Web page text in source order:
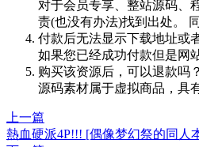
对于会员专享、整站源码、
责(也没有办法)找到出处。
付款后无法显示下载地址或
如果您已经成功付款但是网
购买该资源后，可以退款吗？
源码素材属于虚拟商品，具
上一篇
熱血硬派4P!!! [偶像梦幻祭的同人